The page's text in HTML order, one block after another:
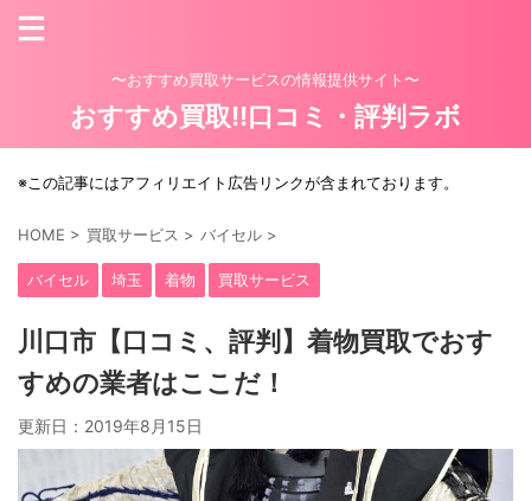
〜おすすめ買取サービスの情報提供サイト〜
おすすめ買取!!口コミ・評判ラボ
※この記事にはアフィリエイト広告リンクが含まれております。
HOME > 買取サービス > バイセル >
バイセル 埼玉 着物 買取サービス
川口市【口コミ、評判】着物買取でおす
すめの業者はここだ！
更新日： 2019年8月15日